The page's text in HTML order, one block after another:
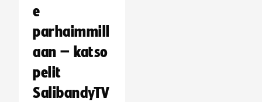
e
parhaimmill
aan – katso
pelit
SalibandyTV